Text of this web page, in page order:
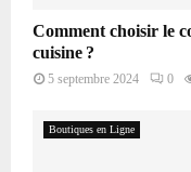
Comment choisir le
cuisine ?
5 septembre 2024 0
Boutiques en Ligne